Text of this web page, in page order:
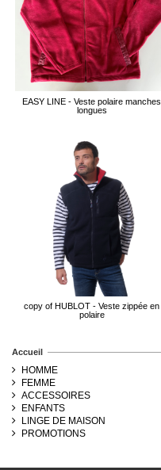
EASY LINE - Veste polaire manches
longues
copy of HUBLOT - Veste zippée en
polaire
Accueil
HOMME
FEMME
ACCESSOIRES
ENFANTS
LINGE DE MAISON
PROMOTIONS